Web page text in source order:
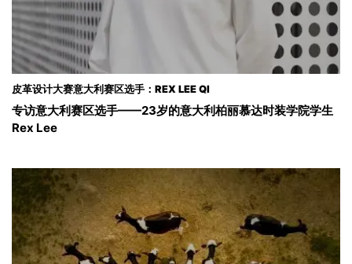
皮革设计大赛意大利赛区选手：REX LEE QI
专访意大利赛区选手——23岁的意大利柏丽慕达时装学院学生
Rex Lee